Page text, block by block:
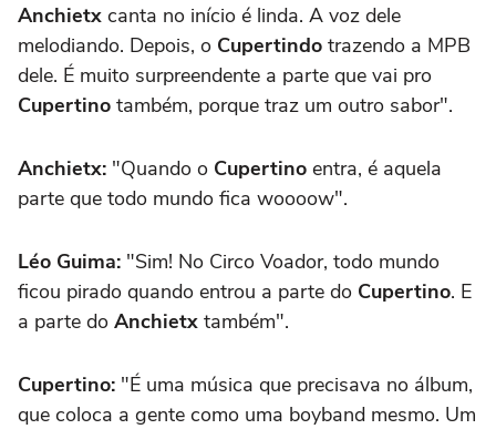
Anchietx canta no início é linda. A voz dele
melodiando. Depois, o Cupertindo trazendo a MPB
dele. É muito surpreendente a parte que vai pro
Cupertino também, porque traz um outro sabor".
Anchietx: "Quando o Cupertino entra, é aquela
parte que todo mundo fica woooow".
Léo Guima: "Sim! No Circo Voador, todo mundo
ficou pirado quando entrou a parte do Cupertino. E
a parte do Anchietx também".
Cupertino: "É uma música que precisava no álbum,
que coloca a gente como uma boyband mesmo. Um